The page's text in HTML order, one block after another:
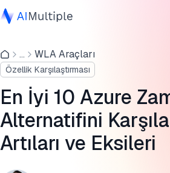
Ajanik Yapay Zeka
Siber güvenlik
Veri
Kurumsal Yazılım
Hizmetler
... WLA Araçları
Özellik Karşılaştırması
En İyi 10 Azure
Alternatifini
Artıları ve Eksileri
10 Kurumsal odaklı Azure
Azure Zamanlayıcı / Logic Apps
En İyi 5 Azure zamanlayıcı alternatifi
Şeffaflık Beyanı